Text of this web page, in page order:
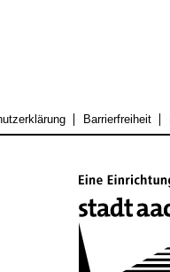
Barrierfreiheit